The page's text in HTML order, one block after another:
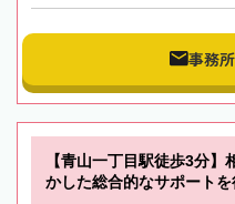
事務
【青山一丁目駅徒歩3分
かした総合的なサポート